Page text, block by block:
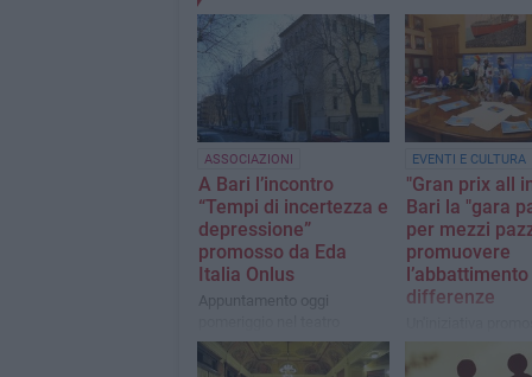
ASSOCIAZIONI
A Bari l’incontro
“Tempi di incertezza e
depressione”
promosso da Eda
Italia Onlus
Appuntamento oggi
dell'istituto Preziosissimo
sangue
EVENTI E CULTURA
"Gran prix all
Bari la "gara
per mezzi
promuovere
differenze
Centro Servizio al
Volontariato San